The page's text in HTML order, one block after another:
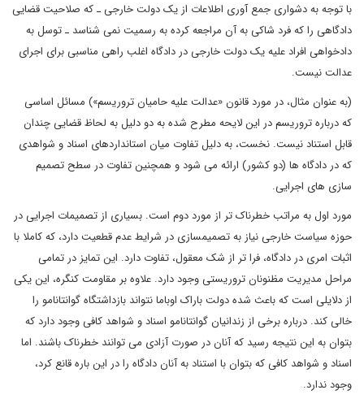
با توجه به دشواری جمع آوری اطلاعات از یک دولت خارجی ـ که صلاحیت قضایی
دادگاهی را که فرد شاکی به آن مراجعه کرده به رسمیت نمی شناسد ـ توسل به
دادخواهی افراد علیه یک دولت خارجی در دادگاه اغلب راهی مناسبی برای اجرای
عدالت نیست.
(به عنوان مثال، در مورد قانون «عدالت علیه حامیان تروریسم») مسائل اساسی
که درباره تروریسم در این لایحه مطرح شده به دو دلیل به لحاظ قضایی چندان
قابل استناد نیست. نخست، به دلیل تفاوت میان استانداردهای اسناد و شواهدی
که در دادگاه ها (دو کشور) ارائه می شود و همچنین تفاوت در سطح تصمیم
سازی های اجرایی.
مورد اول به مراتب خطرناک تر از مورد دوم است. بسیاری از تصمیمات اجرایی در
حوزه سیاست خارجی نیاز به تصمیم‎سازی در شرایط عدم قطعیت دارد، که کاملا با
اثبات امری در دادگاه، فرا تر از شک معقول، تفاوت دارد. این تمایز در تمامی
مراحل مدیریت مظنونان تروریستی وجود دارد. علاوه بر مقاومت کنگره، این یکی
از دلایلی است که باعث شده دولت باراک اوباما نتواند بازداشتگاه گوانتانامو را
خالی کند. درباره برخی از زندانیان گوانتانامو اسناد و شواهد کافی وجود دارد که
بتوان به این نتیجه رسید که آنان در صورت آزادی می توانند خطرناک باشند. اما
اسناد و شواهد کافی که بتوان با استناد به آنان دادگاه را در این باره قانع کرد،
وجود ندارد.